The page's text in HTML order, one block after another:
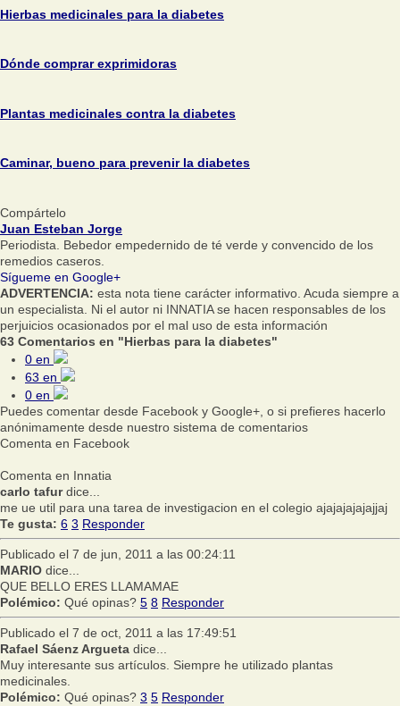
Hierbas medicinales para la diabetes
Dónde comprar exprimidoras
Plantas medicinales contra la diabetes
Caminar, bueno para prevenir la diabetes
Compártelo
Juan Esteban Jorge
Periodista. Bebedor empedernido de té verde y convencido de los
remedios caseros.
Sígueme en Google+
ADVERTENCIA: esta nota tiene carácter informativo. Acuda siempre a
un especialista. Ni el autor ni INNATIA se hacen responsables de los
perjuicios ocasionados por el mal uso de esta información
63 Comentarios en "Hierbas para la diabetes"
0 en
63 en
0 en
Puedes comentar desde Facebook y Google+, o si prefieres hacerlo
anónimamente desde nuestro sistema de comentarios
Comenta en Facebook
Comenta en Innatia
carlo tafurdice...
me ue util para una tarea de investigacion en el colegio ajajajajajajjaj
Te gusta: 6 3 Responder
Publicado el 7 de jun, 2011 a las 00:24:11
MARIO dice...
QUE BELLO ERES LLAMAMAE
Polémico: Qué opinas? 5 8 Responder
Publicado el 7 de oct, 2011 a las 17:49:51
Rafael Sáenz Argueta dice...
Muy interesante sus artículos. Siempre he utilizado plantas
medicinales.
Polémico: Qué opinas? 3 5 Responder